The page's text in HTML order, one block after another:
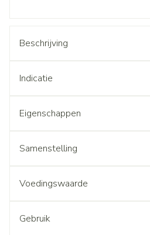
Beschrijving
Indicatie
Eigenschappen
Samenstelling
Voedingswaarde
Gebruik